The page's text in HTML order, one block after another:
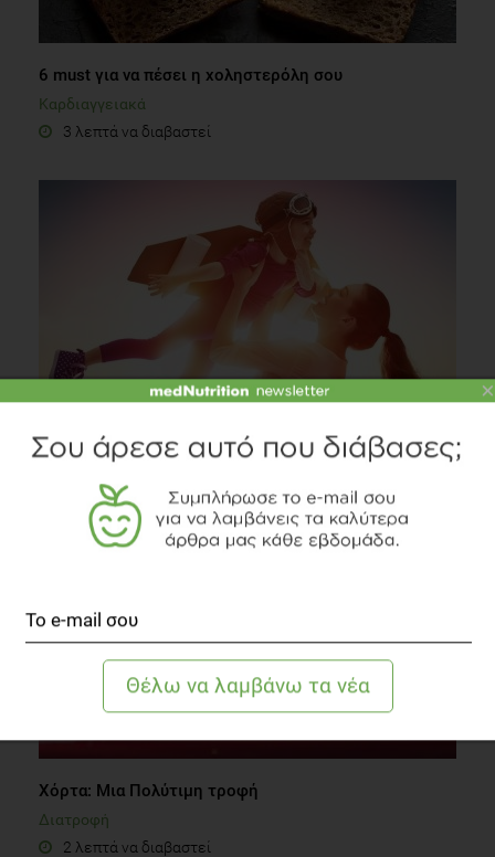
6 must για να πέσει η χοληστερόλη σου
Καρδιαγγειακά
3 λεπτά να διαβαστεί
Διατροφή για μικρούς πρωταθλητές
Οικογένεια
3 λεπτά να διαβαστεί
Χόρτα: Μια Πολύτιμη τροφή
Διατροφή
2 λεπτά να διαβαστεί
×